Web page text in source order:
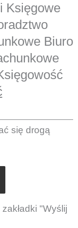
Księgowe
Biuro
się drogą
"Wyślij